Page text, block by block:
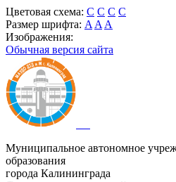
Цветовая схема: C C C C
Размер шрифта: A A A
Изображения:
Обычная версия сайта
Муниципальное автономное
образования
города Калининграда